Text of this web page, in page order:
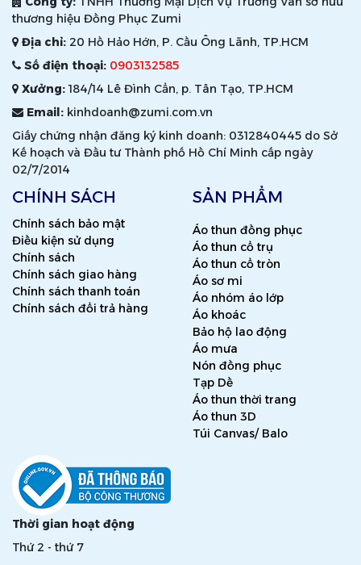
thương hiệu Đồng Phục Zumi
Địa chỉ: 20 Hồ Hảo Hớn, P. Cầu Ông Lãnh, TP.HCM
Số điện thoại: 0903132585
Xưởng:184/14 Lê Đình Cẩn, p. Tân Tạo, TP.HCM
Email: kinhdoanh@zumi.com.vn
Giấy chứng nhận đăng ký kinh doanh: 0312840445 do Sở
Kế hoạch và Đầu tư Thành phố Hồ Chí Minh cấp ngày
02/7/2014
CHÍNH SÁCH
Chính sách bảo mật
Điều kiện sử dụng
Chính sách
Chính sách giao hàng
Chính sách thanh toán
Chính sách đổi trả hàng
SẢN PHẨM
Áo thun đồng phục
Áo thun cổ trụ
Áo thun cổ tròn
Áo sơ mi
Áo nhóm áo lớp
Áo khoác
Bảo hộ lao động
Áo mưa
Nón đồng phục
Tạp Dề
Áo thun thời trang
Áo thun 3D
Túi Canvas/ Balo
Thời gian hoạt động
Thứ 2 - thứ 7